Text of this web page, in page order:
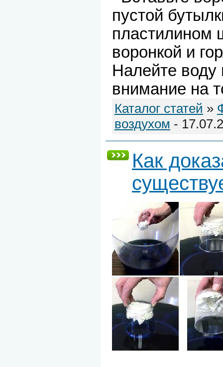
пустой
пластилином
воронкой и
Налейте воду
внимание на
Каталог статей »
воздухом -
Как